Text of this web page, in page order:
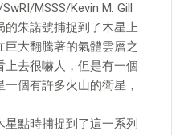
MSSS/Kevin M. Gill
的朱諾號捕捉到了木星上
大翻騰著的氣體雲層之
去很嚇人，但是有一個
個有許多火山的衛星，
點時捕捉到了這一系列